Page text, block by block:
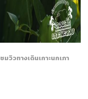
ชมวิวทางเดินเกาะนกเภา